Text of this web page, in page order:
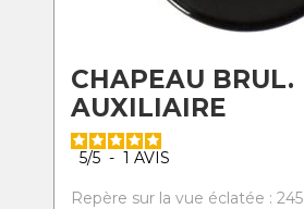
CHAPEAU BRUL.
AUXILIAIRE
5/5 - 1 AVIS
Repère sur la vue éclatée : 245